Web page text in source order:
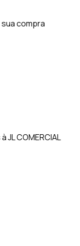
compra
COMERCIAL